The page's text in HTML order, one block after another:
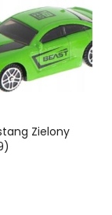
Zielony